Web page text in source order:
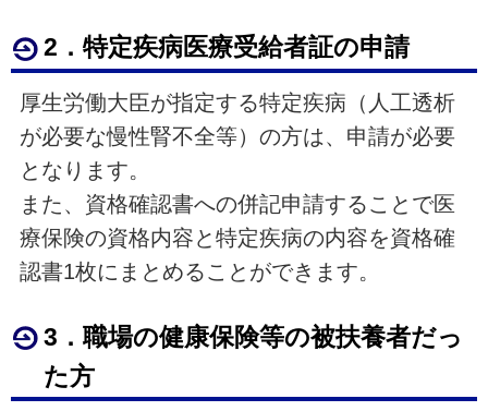
2．特定疾病医療受給者証の申請
厚生労働大臣が指定する特定疾病（人工透析
が必要な慢性腎不全等）の方は、申請が必要
となります。
また、資格確認書への併記申請することで医
療保険の資格内容と特定疾病の内容を資格確
認書1枚にまとめることができます。
3．職場の健康保険等の被扶養者だっ
た方